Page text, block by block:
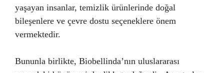
yaşayan insanlar, temizlik ürünlerinde doğal
bileşenlere ve çevre dostu seçeneklere önem
vermektedir.
Bununla birlikte, Biobellinda’nın uluslararası